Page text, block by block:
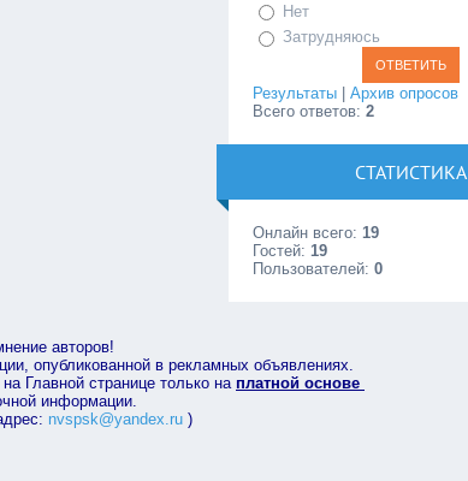
Нет
Затрудняюсь
Результаты |Архив опросов
Всего ответов:2
СТАТИСТИКА
Онлайн всего: 19
Гостей: 19
Пользователей:0
авторов!
опубликованной в рекламных объявлениях.
Главной странице только на платной основе
информации.
nvspsk@yandex.ru)